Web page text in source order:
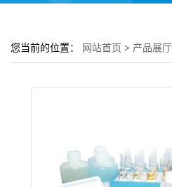
您当前的位置： 网站首页 > 产品展厅